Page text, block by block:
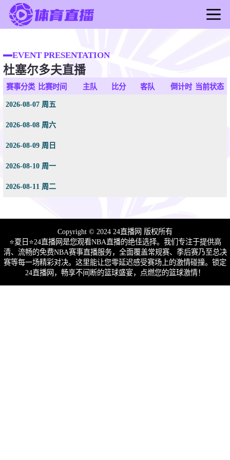
足球直播
篮球直播
足球录像
篮球新闻
EVENT PRESENTATION
杜塞尔多夫直播
赛事分类 比赛时间 主队 比分 客队 倒计时 当前状态
2026-08-07 周五
2026-08-08 周六
2026-08-09 周日
2026-08-10 周一
2026-08-11 周二
Copyright © 2024 24直播网 版权所有
⭐️夏日⭐24直播网是您观看NBA直播的绝佳选择。我们专注于提供高
清、流畅的免费NBA赛事直播服务，全面覆盖常规赛、季后赛乃至总决
赛等每一场精彩对决。这里能让您零延迟感受赛场上的激情碰撞。锁定
24直播网，畅享不间断的篮球盛宴，点燃您的篮球激情！